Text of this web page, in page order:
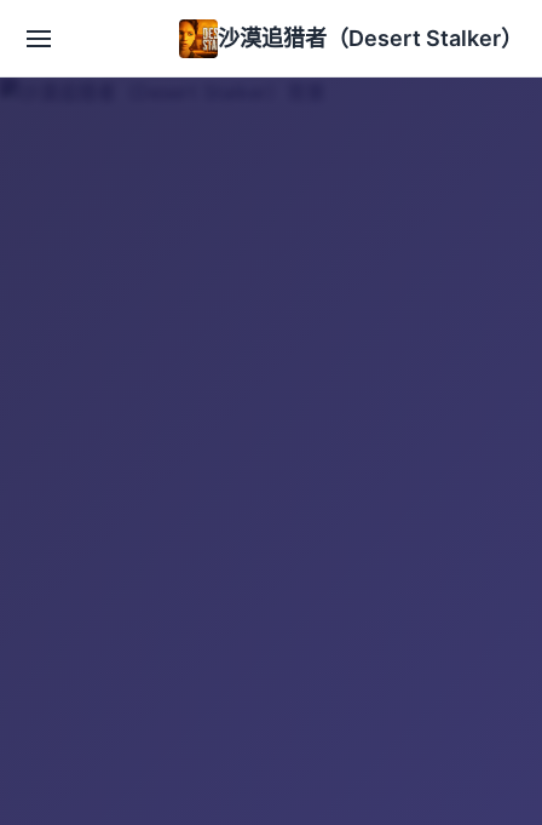
沙漠追猎者（Desert Stalker）